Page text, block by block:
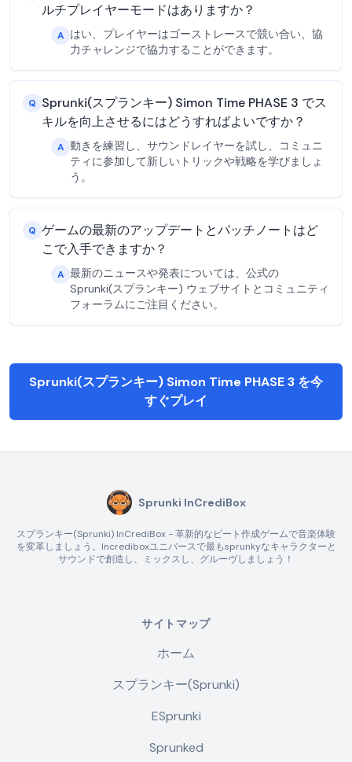
ルチプレイヤーモードはありますか？
A はい、プレイヤーはゴーストレースで競い合い、協
力チャレンジで協力することができます。
Q Sprunki(スプランキー) Simon Time PHASE 3 でス
キルを向上させるにはどうすればよいですか？
A 動きを練習し、サウンドレイヤーを試し、コミュニ
ティに参加して新しいトリックや戦略を学びましょ
う。
Q ゲームの最新のアップデートとパッチノートはど
こで入手できますか？
A 最新のニュースや発表については、公式の
Sprunki(スプランキー) ウェブサイトとコミュニティ
フォーラムにご注目ください。
Sprunki(スプランキー) Simon Time PHASE 3 を今
すぐプレイ
Sprunki InCrediBox
スプランキー(Sprunki) InCrediBox - 革新的なビート作成ゲームで音楽体験
を変革しましょう。Incrediboxユニバースで最もsprunkyなキャラクターと
サウンドで創造し、ミックスし、グルーヴしましょう！
サイトマップ
ホーム
スプランキー(Sprunki)
ESprunki
Sprunked